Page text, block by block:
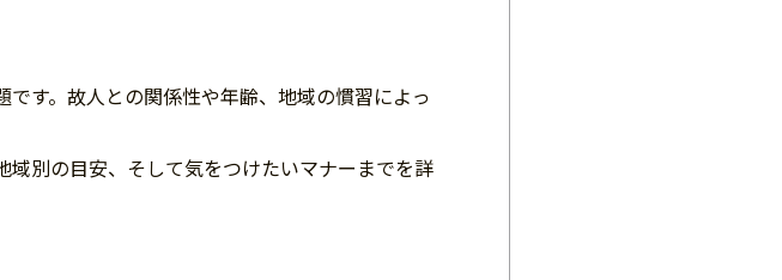
す。故人との関係性や年齢、地域の慣習によっ
別の目安、そして気をつけたいマナーまでを詳